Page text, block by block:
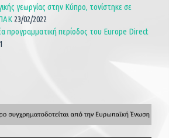
γεωργίας στην Κύπρο, τονίστηκε σε
23/02/2022
προγραμματική περίοδος του Europe Direct